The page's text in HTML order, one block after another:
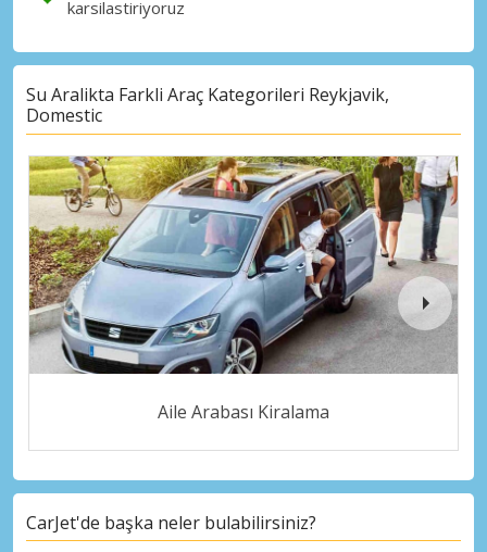
karsilastiriyoruz
Su Aralikta Farkli Araç Kategorileri Reykjavik,
Domestic
Aile Arabası Kiralama
CarJet'de başka neler bulabilirsiniz?